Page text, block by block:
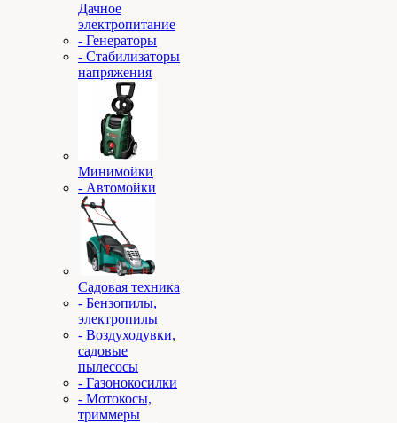
Дачное
электропитание
- Генераторы
- Стабилизаторы
напряжения
Минимойки
- Автомойки
Садовая техника
- Бензопилы,
электропилы
- Воздуходувки,
садовые
пылесосы
- Газонокосилки
- Мотокосы,
триммеры